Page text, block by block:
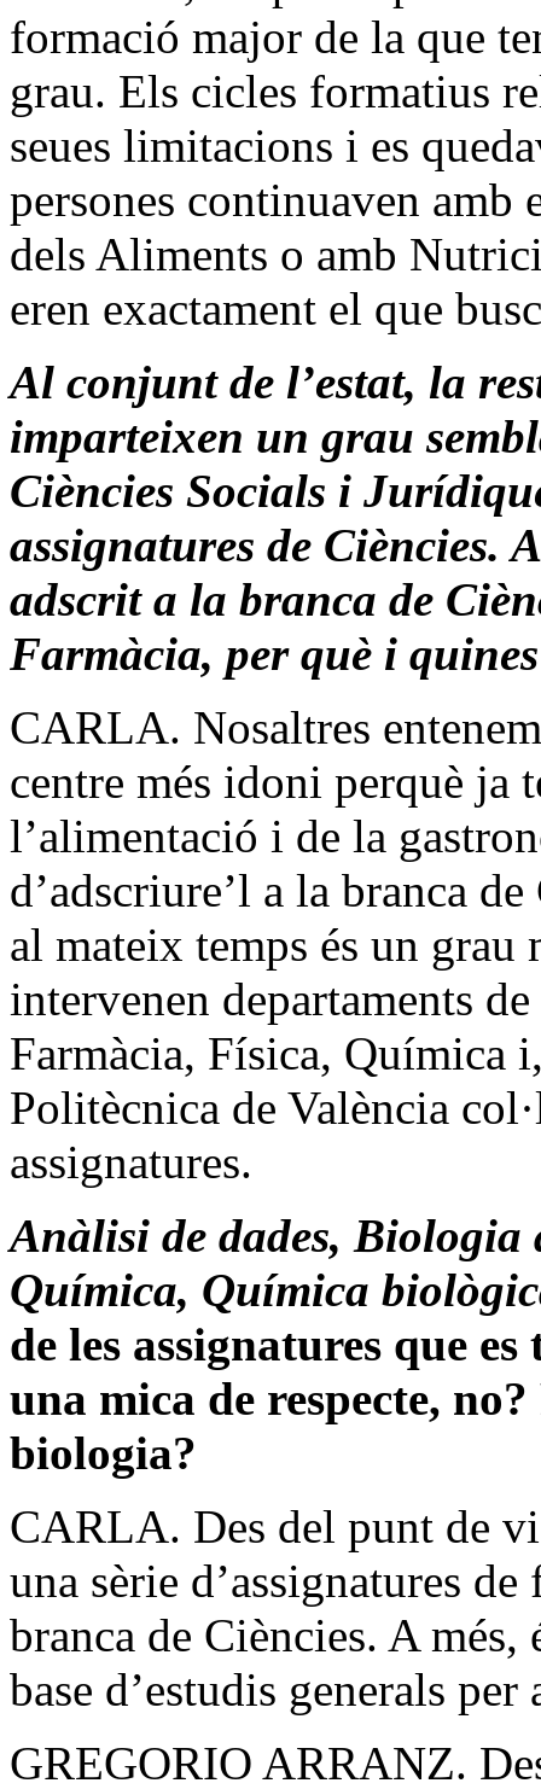
formació major de la que
grau. Els cicles formatius
seues limitacions i es
persones continuaven amb
dels Aliments o amb
eren exactament el que
Al conjunt de l’estat, la
imparteixen un grau
Ciències Socials i
assignatures de Ciències.
adscrit a la branca de
Farmàcia, per què i
CARLA. Nosaltres
centre més idoni perquè ja
l’alimentació i de la
d’adscriure’l a la branca
al mateix temps és un
intervenen departaments
Farmàcia, Física, Química
Politècnica de València
assignatures.
Anàlisi de dades,
Química, Química
de les assignatures que
una mica de respecte,
biologia?
CARLA. Des del punt de
una sèrie d’assignatures
branca de Ciències. A
base d’estudis generals
GREGORIO ARRANZ.